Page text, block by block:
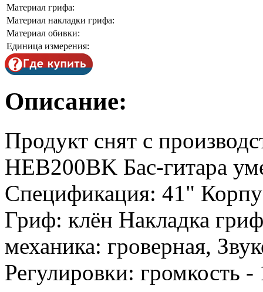
Материал грифа:
Материал накладки грифа:
Материал обивки:
Единица измерения:
Описание:
Продукт снят с
HEB200BK Бас-гитара
Спецификация: 41"
Гриф: клён Накладка
механика: гроверная,
Регулировки: громкость